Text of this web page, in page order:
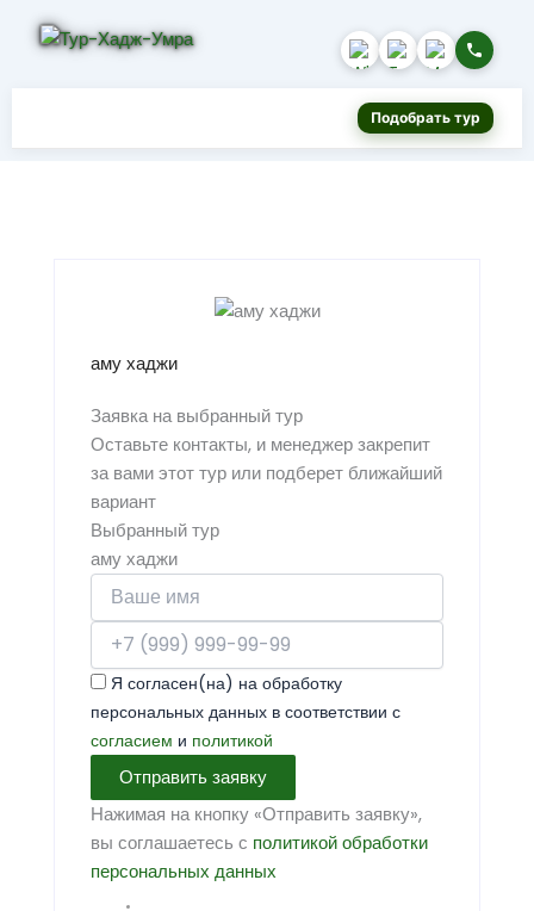
Подобрать тур
аму хаджи
Заявка на выбранный тур
Оставьте контакты, и менеджер закрепит
за вами этот тур или подберет ближайший
вариант
Выбранный тур
аму хаджи
Я согласен(на) на обработку
персональных данных в соответствии с
согласием и политикой
Отправить заявку
Нажимая на кнопку «Отправить заявку»,
вы соглашаетесь с политикой обработки
персональных данных